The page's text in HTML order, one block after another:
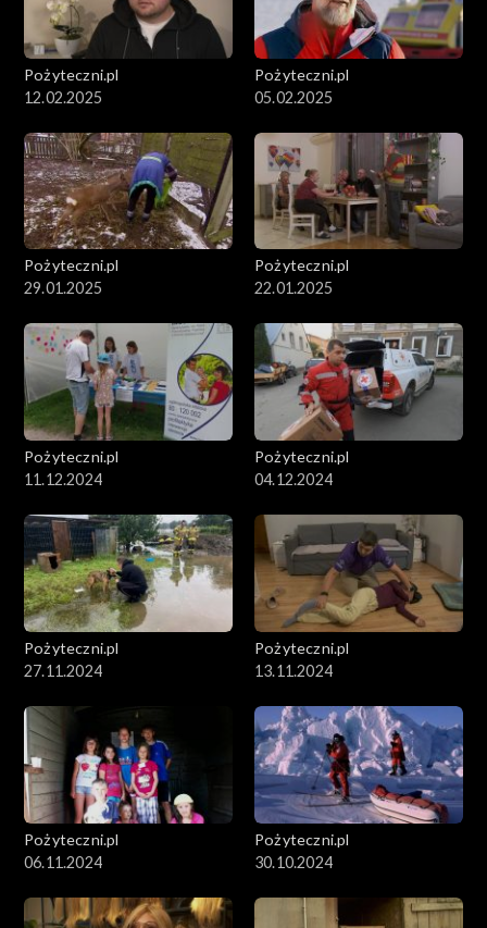
Pożyteczni.pl
12.02.2025
Pożyteczni.pl
05.02.2025
Pożyteczni.pl
29.01.2025
Pożyteczni.pl
22.01.2025
Pożyteczni.pl
11.12.2024
Pożyteczni.pl
04.12.2024
Pożyteczni.pl
27.11.2024
Pożyteczni.pl
13.11.2024
Pożyteczni.pl
06.11.2024
Pożyteczni.pl
30.10.2024